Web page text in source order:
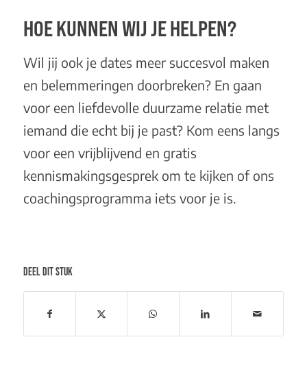
HOE KUNNEN WIJ JE HELPEN?
Wil jij ook je dates meer succesvol maken
en belemmeringen doorbreken? En gaan
voor een liefdevolle duurzame relatie met
iemand die echt bij je past? Kom eens langs
voor een vrijblijvend en gratis
kennismakingsgesprekom te kijken of ons
coachingsprogramma iets voor je is.
DEEL DIT STUK